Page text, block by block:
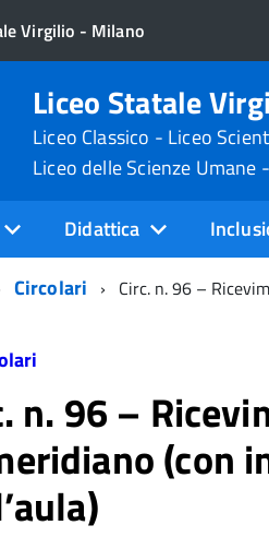
Virgilio - Milano
Liceo Statale
Liceo Classico - Liceo
Liceo delle Scienze
Didattica
Circolari Circ. n. 96 –
n. 96 –
(con